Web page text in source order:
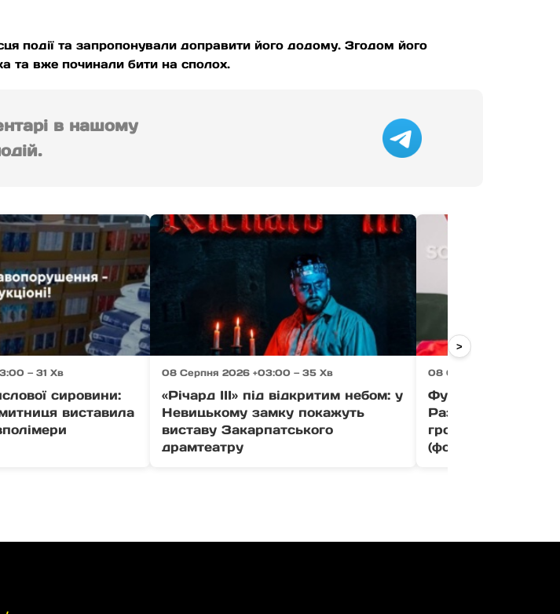
події та запропонували доправити його додому. Згодом його
та вже починали бити на сполох.
в нашому
— 31 Хв
сировини:
виставила
08 Серпня 2026 +03:00 — 35 Хв
«Річард ІІІ» під відкритим небом: у
Невицькому замку покажуть
виставу Закарпатського
драмтеатру
08 Серпня 2026 +03:00
Футболіст
Раззувайло
громадянина
(фото)
>